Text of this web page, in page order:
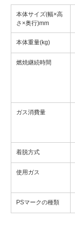
本体サイズ(幅×高
さ×奥行)mm
本体重量(kg)
燃焼継続時間
ガス消費量
着脱方式
使用ガス
PSマークの種類